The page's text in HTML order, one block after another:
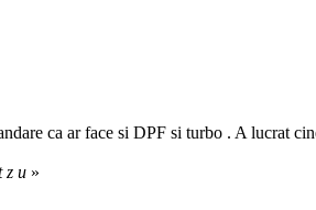
ca ar face si DPF si turbo . A lucrat
z u »